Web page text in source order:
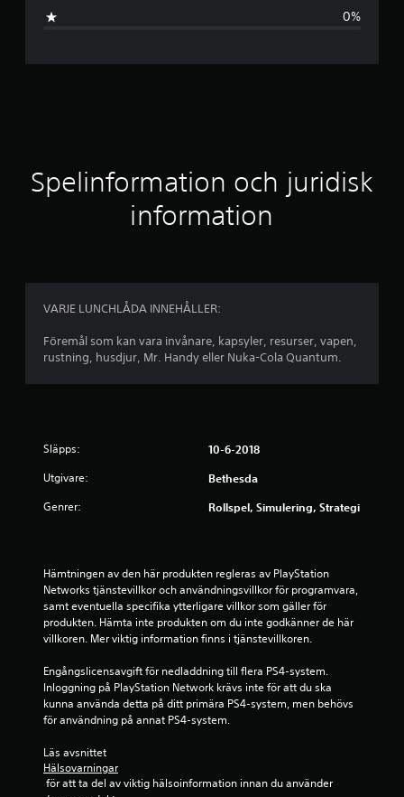
i
l
t
e
å
s
ä
r
a
0%
Spelinformation och juridisk
information
VARJE LUNCHLÅDA INNEHÅLLER:
Föremål som kan vara invånare, kapsyler, resurser, vapen,
rustning, husdjur, Mr. Handy eller Nuka-Cola Quantum.
Släpps: 10-6-2018
Utgivare: Bethesda
Genrer: Rollspel, Simulering, Strategi
Hämtningen av den här produkten regleras av PlayStation
Networks tjänstevillkor och användningsvillkor för programvara,
samt eventuella specifika ytterligare villkor som gäller för
produkten. Hämta inte produkten om du inte godkänner de här
villkoren. Mer viktig information finns i tjänstevillkoren.
Engångslicensavgift för nedladdning till flera PS4-system.
Inloggning på PlayStation Network krävs inte för att du ska
kunna använda detta på ditt primära PS4-system, men behövs
för användning på annat PS4-system.
Läs avsnittet
Hälsovarningar